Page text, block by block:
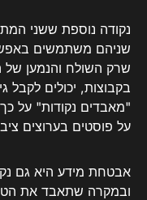
נקודה נוספת ששני
שניהם משתמשים
שרק השולח והנמען של
בקבוצות, יכולים
"מאבדים נקודות" על
על פוסטים בערוצים
אבטחת מידע היא גם
ובמקרה שתאבד את